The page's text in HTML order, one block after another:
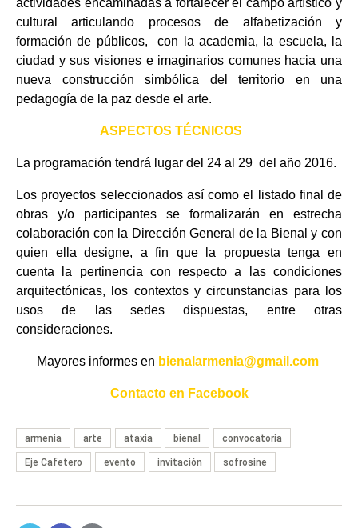
actividades encaminadas a fortalecer el campo artístico y
cultural articulando procesos de alfabetización y
formación de públicos, con la academia, la escuela, la
ciudad y sus visiones e imaginarios comunes hacia una
nueva construcción simbólica del territorio en una
pedagogía de la paz desde el arte.
ASPECTOS TÉCNICOS
La programación tendrá lugar del 24 al 29 del año 2016.
Los proyectos seleccionados así como el listado final de
obras y/o participantes se formalizarán en estrecha
colaboración con la Dirección General de la Bienal y con
quien ella designe, a fin que la propuesta tenga en
cuenta la pertinencia con respecto a las condiciones
arquitectónicas, los contextos y circunstancias para los
usos de las sedes dispuestas, entre otras
consideraciones.
Mayores informes en bienalarmenia@gmail.com
Contacto en Facebook
armenia arte ataxia bienal convocatoria
Eje Cafetero evento invitación sofrosine